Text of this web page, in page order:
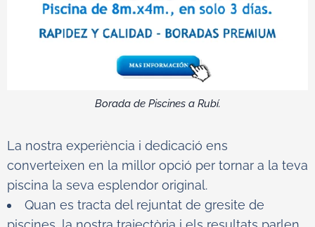
Borada de Piscines a Rubí.
La nostra experiència i dedicació ens
converteixen en la millor opció per tornar a la teva
piscina la seva esplendor original.
Quan es tracta del rejuntat de gresite de